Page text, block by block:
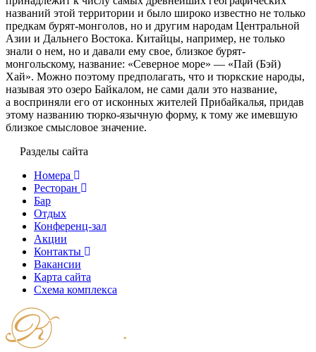
названий этой территории и было широко известно не только
предкам бурят-монголов, но и другим народам Центральной
Азии и Дальнего Востока. Китайцы, например, не только
знали о нем, но и давали ему свое, близкое бурят-
монгольскому, название: «Северное море» — «Пай (Бэй)
Хай». Можно поэтому предполагать, что и тюркские народы,
называя это озеро Байкалом, не сами дали это название,
а восприняли его от исконных жителей Прибайкалья, придав
этому названию тюрко-язычную форму, к тому же имевшую
близкое смысловое значение.
Разделы сайта
Номера
Ресторан
Бар
Отдых
Конференц-зал
Акции
Контакты
Вакансии
Карта сайта
Cхема комплекса